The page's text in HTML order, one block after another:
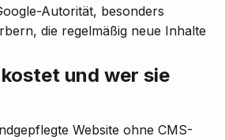
Autorität, besonders
die regelmäßig neue Inhalte
und wer sie
Website ohne CMS-